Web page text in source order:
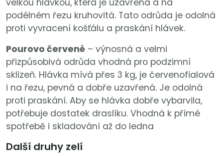
podélném řezu kruhovitá. Tato odrůda je odolná
proti vyvracení košťálu a praskání hlávek.
Pourovo červené – výnosná a velmi
přizpůsobivá odrůda vhodná pro podzimní
sklizeň. Hlávka mívá přes 3 kg, je červenofialová
i na řezu, pevná a dobře uzavřená. Je odolná
proti praskání. Aby se hlávka dobře vybarvila,
potřebuje dostatek draslíku. Vhodná k přímé
spotřebě i skladování až do ledna
Další druhy zelí